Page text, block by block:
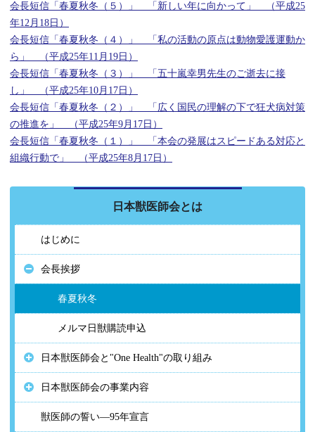
会長短信「春夏秋冬（５）」 「新しい年に向かって」 （平成25
年12月18日）
会長短信「春夏秋冬（４）」 「私の活動の原点は動物愛護運動か
ら」 （平成25年11月19日）
会長短信「春夏秋冬（３）」 「五十嵐幸男先生のご逝去に接
し」 （平成25年10月17日）
会長短信「春夏秋冬（２）」 「広く国民の理解の下で狂犬病対策
の推進を」 （平成25年9月17日）
会長短信「春夏秋冬（１）」 「本会の発展はスピードある対応と
組織行動で」 （平成25年8月17日）
日本獣医師会とは
はじめに
会長挨拶
春夏秋冬
メルマ日獣購読申込
日本獣医師会と"One Health"の取り組み
日本獣医師会の事業内容
獣医師の誓い―95年宣言